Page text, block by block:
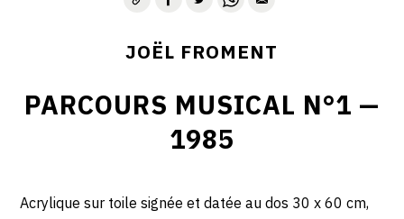
JOËL FROMENT
PARCOURS MUSICAL N°1 —
1985
Acrylique sur toile signée et datée au dos 30 x 60 cm,